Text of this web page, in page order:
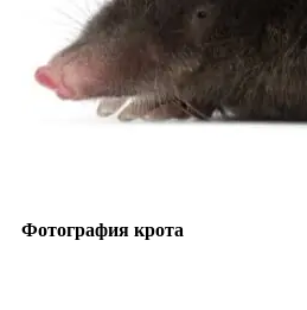
Фотография крота